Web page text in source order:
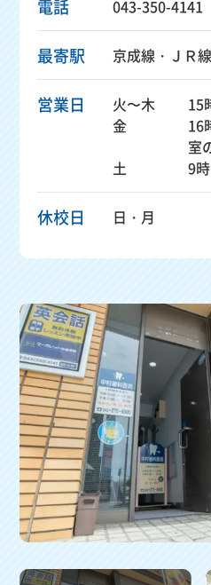
電話 043-350-4141
最寄駅 京成線・ＪＲ
営業日 火〜木
15
金
16
室
土
9
休校日 日・月